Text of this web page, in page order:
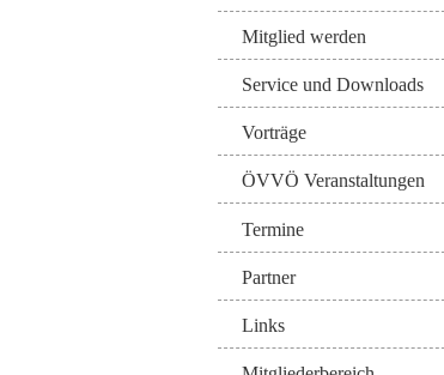
Mitglied werden
Service und Downloads
Vorträge
ÖVVÖ Veranstaltungen
Termine
Partner
Links